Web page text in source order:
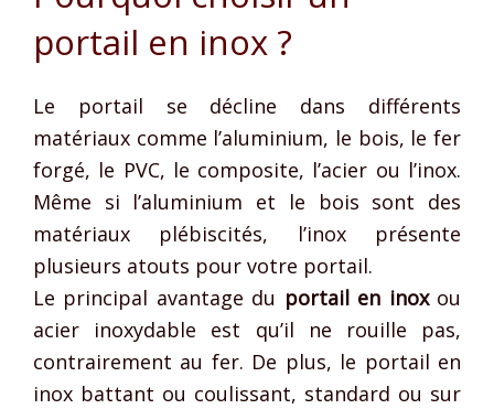
portail en inox ?
Le portail se décline dans différents
matériaux comme l’aluminium, le bois, le fer
forgé, le PVC, le composite, l’acier ou l’inox.
Même si l’aluminium et le bois sont des
matériaux plébiscités, l’inox présente
plusieurs atouts pour votre portail.
Le principal avantage du portail en inox ou
acier inoxydable est qu’il ne rouille pas,
contrairement au fer. De plus, le portail en
inox battant ou coulissant, standard ou sur